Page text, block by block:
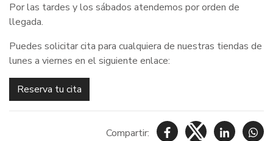
Por las tardes y los sábados atendemos por orden de
llegada.
Puedes solicitar cita para cualquiera de nuestras tiendas de
lunes a viernes en el siguiente enlace:
Reserva tu cita
Compartir: